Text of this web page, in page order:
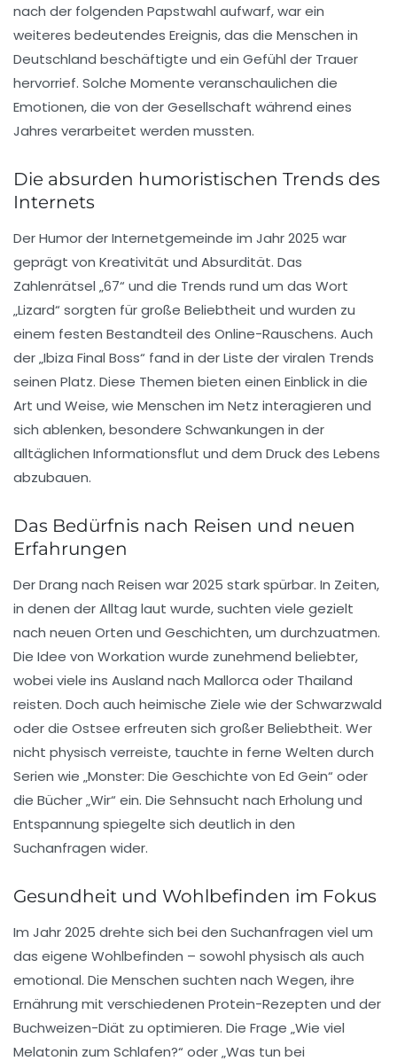
nach der folgenden Papstwahl aufwarf, war ein
weiteres bedeutendes Ereignis, das die Menschen in
Deutschland beschäftigte und ein Gefühl der Trauer
hervorrief. Solche Momente veranschaulichen die
Emotionen, die von der Gesellschaft während eines
Jahres verarbeitet werden mussten.
Die absurden humoristischen Trends des
Internets
Der Humor der Internetgemeinde im Jahr 2025 war
geprägt von Kreativität und Absurdität. Das
Zahlenrätsel „67“ und die Trends rund um das Wort
„Lizard“ sorgten für große Beliebtheit und wurden zu
einem festen Bestandteil des Online-Rauschens. Auch
der „Ibiza Final Boss“ fand in der Liste der viralen Trends
seinen Platz. Diese Themen bieten einen Einblick in die
Art und Weise, wie Menschen im Netz interagieren und
sich ablenken, besondere Schwankungen in der
alltäglichen Informationsflut und dem Druck des Lebens
abzubauen.
Das Bedürfnis nach Reisen und neuen
Erfahrungen
Der Drang nach Reisen war 2025 stark spürbar. In Zeiten,
in denen der Alltag laut wurde, suchten viele gezielt
nach neuen Orten und Geschichten, um durchzuatmen.
Die Idee von Workation wurde zunehmend beliebter,
wobei viele ins Ausland nach Mallorca oder Thailand
reisten. Doch auch heimische Ziele wie der Schwarzwald
oder die Ostsee erfreuten sich großer Beliebtheit. Wer
nicht physisch verreiste, tauchte in ferne Welten durch
Serien wie „Monster: Die Geschichte von Ed Gein“ oder
die Bücher „Wir“ ein. Die Sehnsucht nach Erholung und
Entspannung spiegelte sich deutlich in den
Suchanfragen wider.
Gesundheit und Wohlbefinden im Fokus
Im Jahr 2025 drehte sich bei den Suchanfragen viel um
das eigene Wohlbefinden – sowohl physisch als auch
emotional. Die Menschen suchten nach Wegen, ihre
Ernährung mit verschiedenen Protein-Rezepten und der
Buchweizen-Diät zu optimieren. Die Frage „Wie viel
Melatonin zum Schlafen?“ oder „Was tun bei